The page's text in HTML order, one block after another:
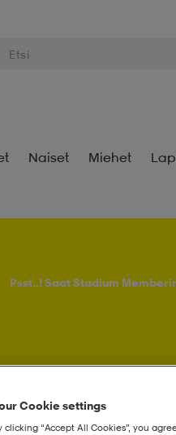
Naiset Miehet
Psst..! Saat Stadium
Cookie settings
clicking “Accept All Cookies”, you